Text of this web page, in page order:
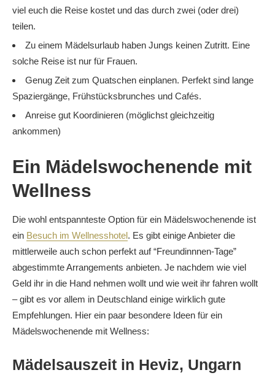
viel euch die Reise kostet und das durch zwei (oder drei)
teilen.
Zu einem Mädelsurlaub haben Jungs keinen Zutritt. Eine
solche Reise ist nur für Frauen.
Genug Zeit zum Quatschen einplanen. Perfekt sind lange
Spaziergänge, Frühstücksbrunches und Cafés.
Anreise gut Koordinieren (möglichst gleichzeitig
ankommen)
Ein Mädelswochenende mit
Wellness
Die wohl entspannteste Option für ein Mädelswochenende ist
ein Besuch im Wellnesshotel. Es gibt einige Anbieter die
mittlerweile auch schon perfekt auf “Freundinnnen-Tage”
abgestimmte Arrangements anbieten. Je nachdem wie viel
Geld ihr in die Hand nehmen wollt und wie weit ihr fahren wollt
– gibt es vor allem in Deutschland einige wirklich gute
Empfehlungen. Hier ein paar besondere Ideen für ein
Mädelswochenende mit Wellness:
Mädelsauszeit in Heviz, Ungarn